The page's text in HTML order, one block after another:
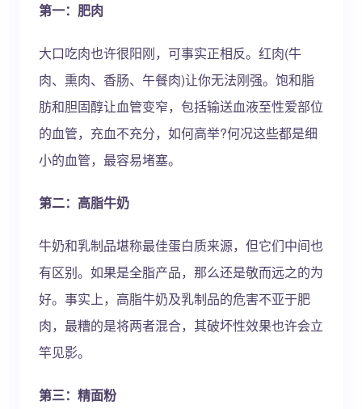
第一：肥肉
大口吃肉也许很阳刚，可事实正相反。红肉(牛
肉、熏肉、香肠、午餐肉)让你无法刚强。饱和脂
肪和胆固醇让血管变窄，包括输送血液至性爱部位
的血管，充血不充分，如何高举?何况这些都是细
小的血管，最容易堵塞。
第二：高脂牛奶
牛奶和乳制品堪称最佳蛋白质来源，但它们中间也
有区别。如果是全脂产品，那么还是敬而远之的为
好。事实上，高脂牛奶及乳制品的危害不亚于肥
肉，最糟的是将两者混合，其破坏性效果也许会立
竿见影。
第三：精面粉